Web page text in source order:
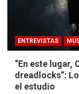
ENTREVISTAS
“En este lugar,
dreadlocks”:
el estudio